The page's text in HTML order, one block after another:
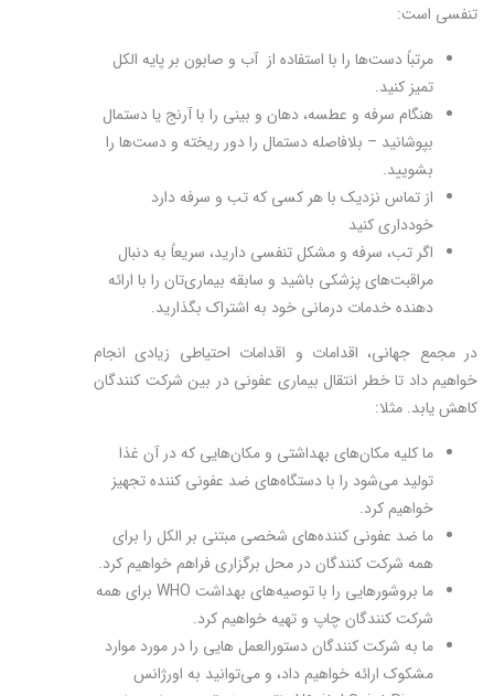
تنفسی است:
مرتباً دست‌ها را با استفاده از آب و صابون بر پایه الکل
تمیز کنید.
هنگام سرفه و عطسه، دهان و بینی را با آرنج یا دستمال
بپوشانید – بلافاصله دستمال را دور ریخته و دست‌ها را
بشویید.
از تماس نزدیک با هر کسی که تب و سرفه دارد
خودداری کنید
اگر تب، سرفه و مشکل تنفسی دارید، سریعاً به دنبال
مراقبت‌های پزشکی باشید و سابقه بیمار‌ی‌تان را با ارائه
دهنده خدمات درمانی خود به اشتراک بگذارید.
در مجمع جهانی، اقدامات و اقدامات احتیاطی زیادی انجام
خواهیم داد تا خطر انتقال بیماری عفونی در بین شرکت کنندگان
کاهش یابد. مثلا:
ما کلیه مکان‌های بهداشتی و مکان‌هایی که در آن غذا
تولید می‌شود را با دستگاه‌های ضد عفونی کننده تجهیز
خواهیم کرد.
ما ضد عفونی کننده‌های شخصی مبتنی بر الکل را برای
همه شرکت کنندگان در محل برگزاری فراهم خواهیم کرد.
ما بروشورهایی را با توصیه‌های بهداشت WHO برای همه
شرکت کنندگان چاپ و تهیه خواهیم کرد.
ما به شرکت کنندگان دستورالعمل هایی را در مورد موارد
مشکوک ارائه خواهیم داد، و می‌توانید به اورژانس